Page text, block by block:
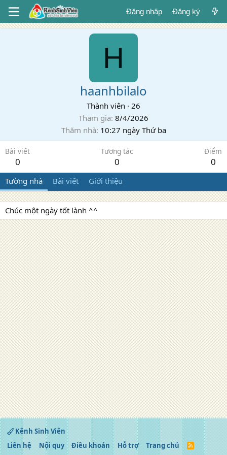
Đăng nhập Đăng ký
H
haanhbilalo
Thành viên · 26
Tham gia 8/4/2026
Thăm nhà 10:27 ngày Thứ ba
Bài viết
0
Tương tác
0
Điểm
0
Tường nhà Bài viết Giới thiệu
Chúc một ngày tốt lành ^^
Kênh Sinh Viên
Liên hệ
Nội quy Điều khoản Hỗ trợ Trang chủ
R